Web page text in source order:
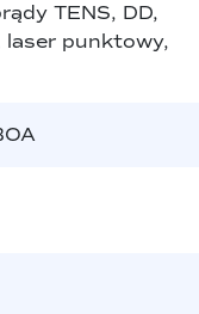
TENS, DD,
laser punktowy,